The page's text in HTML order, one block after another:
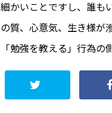
細かいことですし、誰も
の質、心意気、生き様が
「勉強を教える」行為の